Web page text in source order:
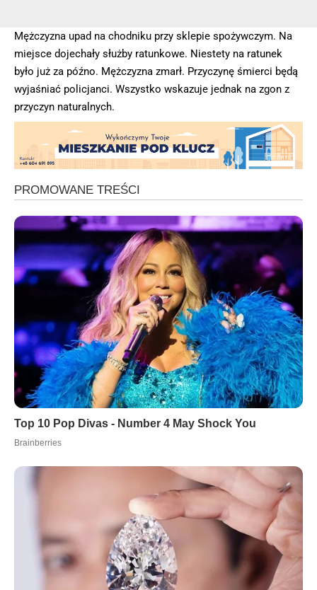
Mężczyzna upad na chodniku przy sklepie spożywczym. Na
miejsce dojechały służby ratunkowe. Niestety na ratunek
było już za późno. Mężczyzna zmarł. Przyczynę śmierci będą
wyjaśniać policjanci. Wszystko wskazuje jednak na zgon z
przyczyn naturalnych.